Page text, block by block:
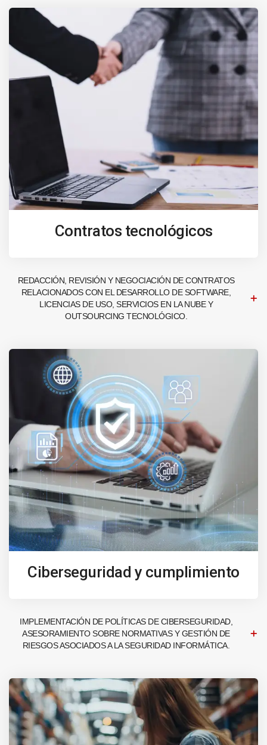
Contratos tecnológicos
REDACCIÓN, REVISIÓN Y NEGOCIACIÓN DE CONTRATOS
RELACIONADOS CON EL DESARROLLO DE SOFTWARE,
LICENCIAS DE USO, SERVICIOS EN LA NUBE Y
OUTSOURCING TECNOLÓGICO.
Ciberseguridad y cumplimiento
IMPLEMENTACIÓN DE POLÍTICAS DE CIBERSEGURIDAD,
ASESORAMIENTO SOBRE NORMATIVAS Y GESTIÓN DE
RIESGOS ASOCIADOS A LA SEGURIDAD INFORMÁTICA.